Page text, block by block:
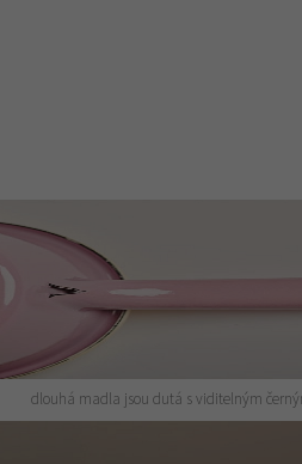
dlouhá madla jsou dutá s viditelným